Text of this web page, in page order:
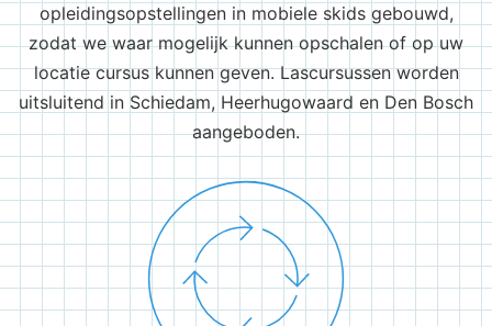
opleidingsopstellingen in mobiele skids gebouwd,
zodat we waar mogelijk kunnen opschalen of op uw
locatie cursus kunnen geven. Lascursussen worden
uitsluitend in Schiedam, Heerhugowaard en Den Bosch
aangeboden.